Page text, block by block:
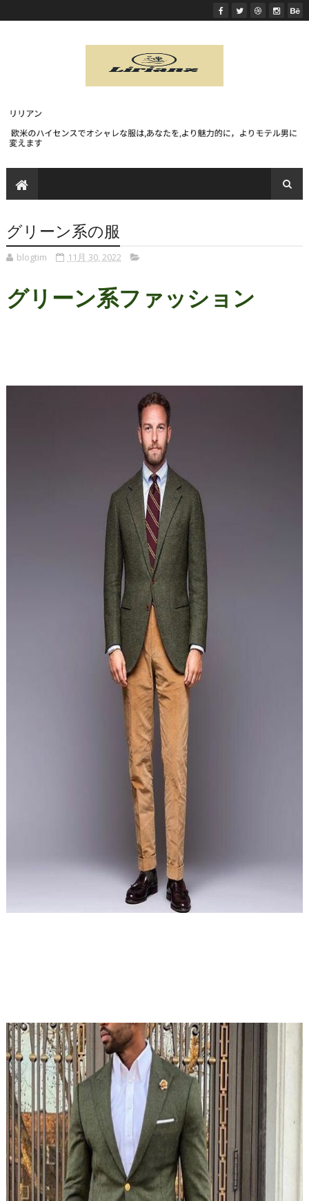
グリーン系の服
blogtim 11月 30, 2022
グリーン系ファッション